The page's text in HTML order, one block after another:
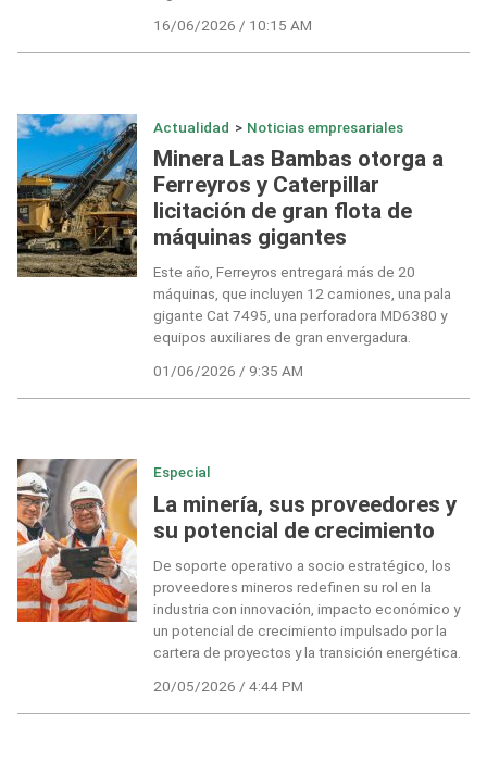
16/06/2026 / 10:15 AM
Actualidad > Noticias empresariales
Minera Las Bambas otorga a
Ferreyros y Caterpillar
licitación de gran flota de
máquinas gigantes
Este año, Ferreyros entregará más de 20
máquinas, que incluyen 12 camiones, una pala
gigante Cat 7495, una perforadora MD6380 y
equipos auxiliares de gran envergadura.
01/06/2026 / 9:35 AM
Especial
La minería, sus proveedores y
su potencial de crecimiento
De soporte operativo a socio estratégico, los
proveedores mineros redefinen su rol en la
industria con innovación, impacto económico y
un potencial de crecimiento impulsado por la
cartera de proyectos y la transición energética.
20/05/2026 / 4:44 PM